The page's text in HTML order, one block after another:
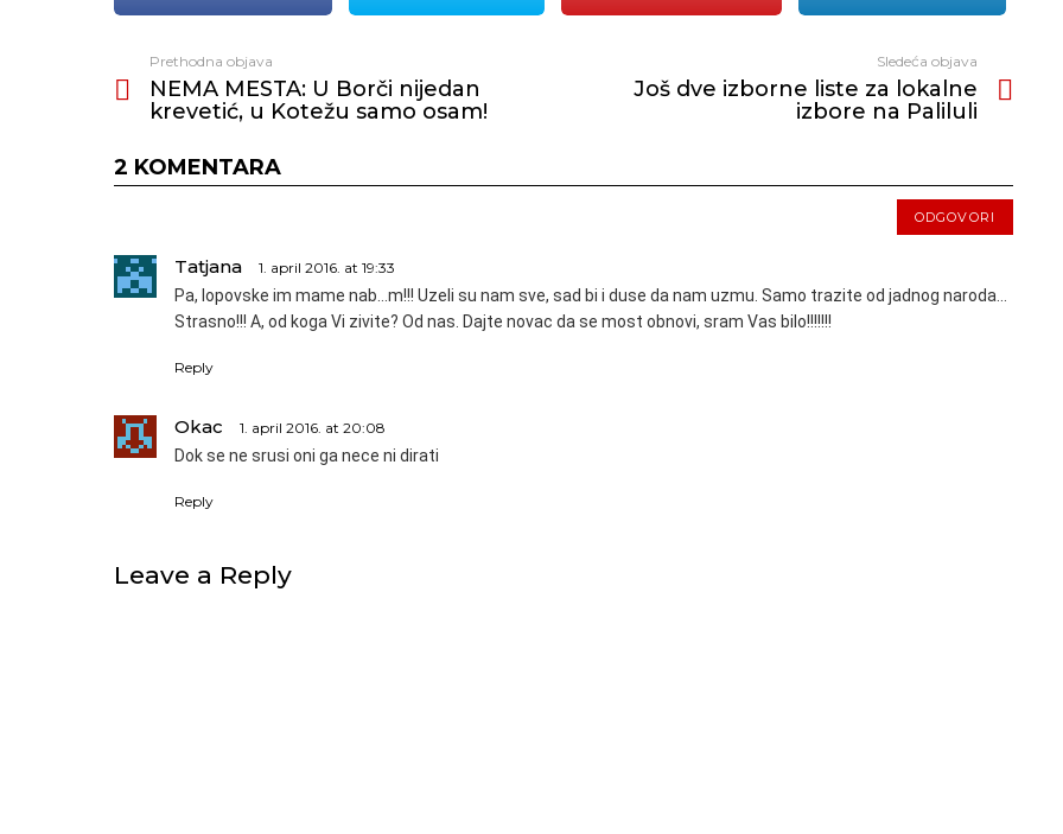
još
Prethodna objava
NEMA MESTA: U Borči nijedan
krevetić, u Kotežu samo osam!
Sledeća objava
Još dve izborne liste za lokalne
izbore na Paliluli
2 KOMENTARA
ODGOVORI
Tatjana 1. april 2016. at 19:33
Pa, lopovske im mame nab…m!!! Uzeli su nam sve, sad bi i duse da nam uzmu. Samo trazite od jadnog naroda…
Strasno!!! A, od koga Vi zivite? Od nas. Dajte novac da se most obnovi, sram Vas bilo!!!!!!!
Reply
Okac 1. april 2016. at 20:08
Dok se ne srusi oni ga nece ni dirati
Reply
Leave a Reply